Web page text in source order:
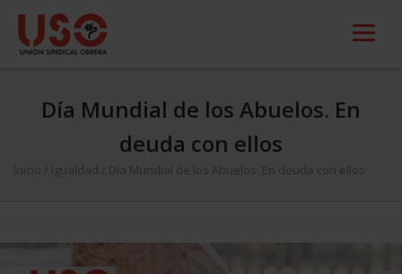
Día Mundial de los Abuelos. En
deuda con ellos
Inicio Igualdad Día Mundial de los Abuelos. En deuda con ellos